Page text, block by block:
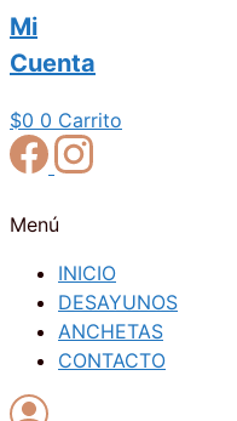
Mi
Cuenta
$0 0 Carrito
Menú
INICIO
DESAYUNOS
ANCHETAS
CONTACTO